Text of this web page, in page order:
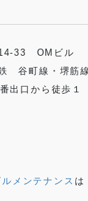
14-33 OMビル
谷町線・堺筋線
出口から徒歩１
ルメンテナンス は